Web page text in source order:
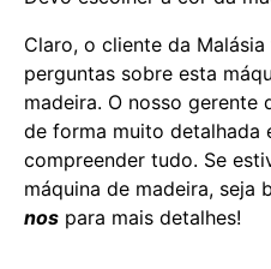
Claro, o cliente da
perguntas sobre esta
madeira. O nosso gerente
de forma muito detalhada
compreender tudo. Se
máquina de madeira, seja
nos para mais detalhes!